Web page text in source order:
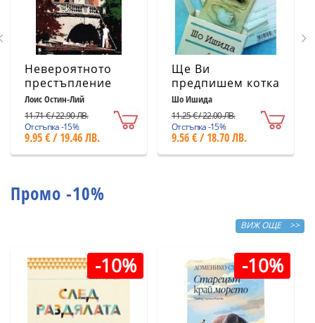
Невероятното
престъпление
Лоис Остин-Лий
11.71 € / 22.90 ЛВ.
Отстъпка -15%
9.95 € / 19.46 ЛВ.
Ще Ви
предпишем котка
Шо Ишида
11.25 € / 22.00 ЛВ.
Отстъпка -15%
9.56 € / 18.70 ЛВ.
Промо -10%
ВИЖ ОЩЕ >>
-10% -10%